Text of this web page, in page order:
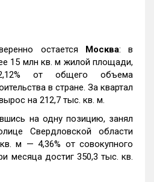
остается Москва: в
15 млн кв. м жилой площади,
от общего объема
в стране. За квартал
на 212,7 тыс. кв. м.
на одну позицию, занял
Свердловской области
м — 4,36% от совокупного
месяца достиг 350,3 тыс. кв.